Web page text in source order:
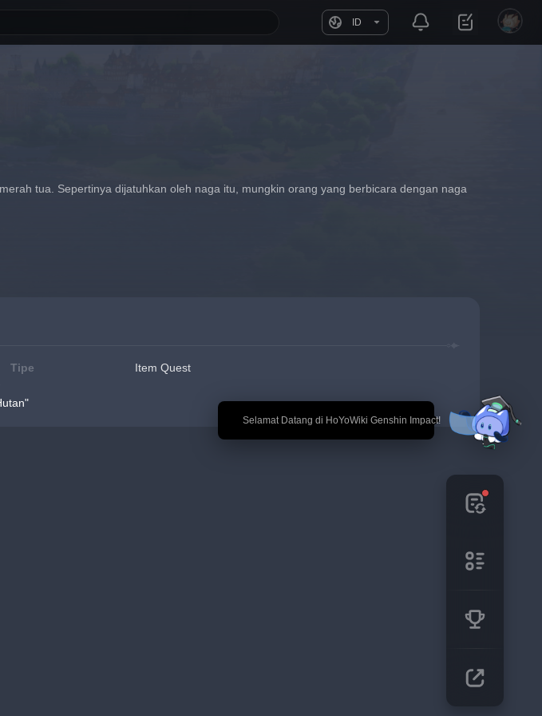
ID
🎉 Selamat Datang di HoYoWiki Genshin Impact!
tua. Sepertinya dijatuhkan oleh naga itu, mungkin orang yang berbicara dengan naga
Tipe Item Quest